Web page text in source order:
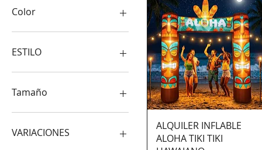
Color
AMARILLO
AZUL
BLANCO
CAFE
DORADO
FUCSIA
ESTILO
BALON FUTBOL
BOLA DISCO
CIRCO
COACHELLA
Tamaño
14 METROS
15x1.20 mts
VARIACIONES
ALQUILER INFLABLE
ALOHA TIKI TIKI